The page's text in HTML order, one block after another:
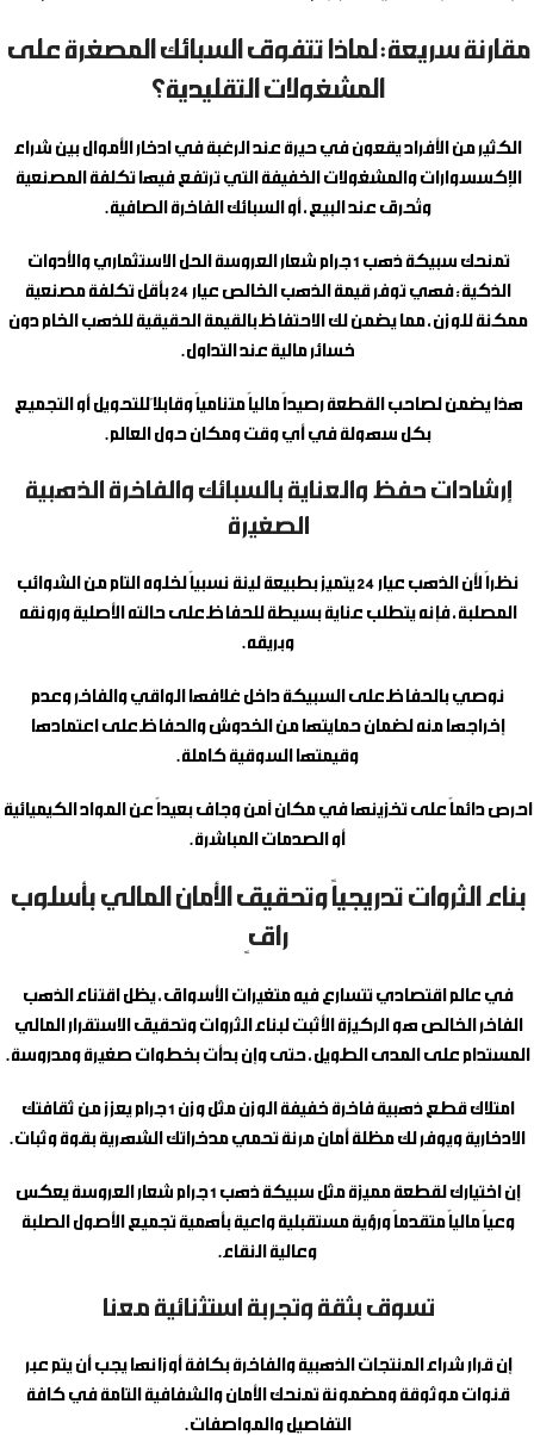
مقارنة سريعة: لماذا تتفوق السبائك المصغرة على
المشغولات التقليدية؟
الكثير من الأفراد يقعون في حيرة عند الرغبة في ادخار الأموال بين شراء
الإكسسوارات والمشغولات الخفيفة التي ترتفع فيها تكلفة المصنعية
وتُحرق عند البيع، أو السبائك الفاخرة الصافية.
تمنحكسبيكة ذهب 1 جرام شعار العروسة
الحل الاستثماري والأدوات
الذكية؛ فهي توفر قيمة الذهب الخالص عيار 24 بأقل تكلفة مصنعية
ممكنة للوزن، مما يضمن لك الاحتفاظ بالقيمة الحقيقية للذهب الخام دون
خسائر مالية عند التداول.
هذا يضمن لصاحب القطعة رصيداً مالياً متنامياً وقابلاً للتحويل أو التجميع
بكل سهولة في أي وقت ومكان حول العالم.
إرشادات حفظ والعناية بالسبائك والفاخرة الذهبية
الصغيرة
نظراً لأن الذهب عيار 24 يتميز بطبيعة لينة نسبياً لخلوه التام من الشوائب
المصلبة، فإنه يتطلب عناية بسيطة للحفاظ على حالته الأصلية ورونقه
وبريقه.
نوصي بالحفاظ على السبيكة داخل غلافها الواقي والفاخر وعدم
إخراجها منه لضمان حمايتها من الخدوش والحفاظ على اعتمادها
وقيمتها السوقية كاملة.
احرص دائماً على تخزينها في مكان آمن وجاف بعيداً عن المواد الكيميائية
أو الصدمات المباشرة.
بناء الثروات تدريجياً وتحقيق الأمان المالي بأسلوب
راقٍ
في عالم اقتصادي تتسارع فيه متغيرات الأسواق، يظل اقتناء الذهب
الفاخر الخالص هو الركيزة الأثبت لبناء الثروات وتحقيق الاستقرار المالي
المستدام على المدى الطويل، حتى وإن بدأت بخطوات صغيرة ومدروسة.
امتلاك قطع ذهبية فاخرة خفيفة الوزن مثل وزن 1 جرام يعزز من ثقافتك
الادخارية ويوفر لك مظلة أمان مرنة تحمي مدخراتك الشهرية بقوة وثبات.
إن اختيارك لقطعة مميزة مثل سبيكة ذهب 1 جرام شعار العروسة
يعكس
وعياً مالياً متقدماً ورؤية مستقبلية واعية بأهمية تجميع الأصول الصلبة
وعالية النقاء.
تسوق بثقة وتجربة استثنائية معنا
إن قرار شراء المنتجات الذهبية والفاخرة بكافة أوزانها يجب أن يتم عبر
قنوات موثوقة ومضمونة تمنحك الأمان والشفافية التامة في كافة
التفاصيل والمواصفات.